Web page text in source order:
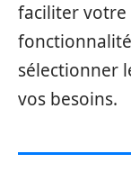
faciliter votre
sélectionner
vos besoins.